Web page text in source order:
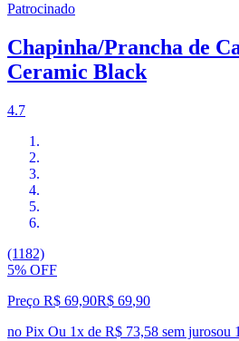
Patrocinado
Chapinha/Prancha de
Ceramic Black
4.7
(1182)
5% OFF
Preço R$ 69,90R$ 69,90
no Pix Ou 1x de R$ 73,58 sem jurosou 1